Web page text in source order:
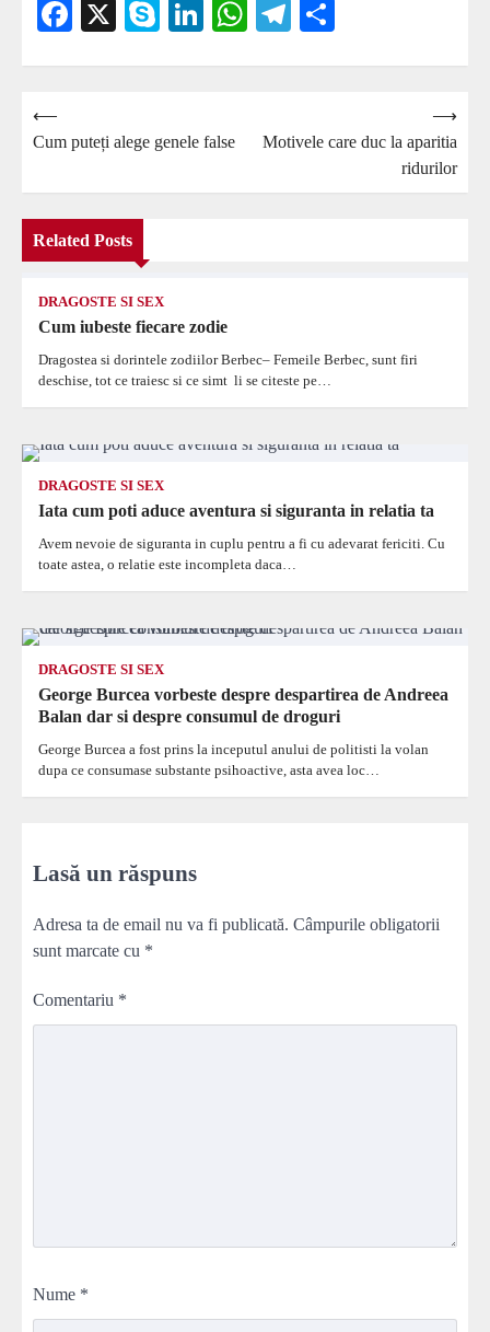
Facebook
X SkypeLinkedIn
WhatsApp
Telegram
Navigare
în
⟵
Cum puteți alege genele false
Motivele care duc la aparitia
ridurilor
⟶
Related Posts
DRAGOSTE SI SEX
Cum iubeste fiecare zodie
Dragostea si dorintele zodiilor Berbec– Femeile Berbec, sunt firi
deschise, tot ce traiesc si ce simt li se citeste pe…
DRAGOSTE SI SEX
Iata cum poti aduce aventura si siguranta in relatia ta
Avem nevoie de siguranta in cuplu pentru a fi cu adevarat fericiti. Cu
toate astea, o relatie este incompleta daca…
DRAGOSTE SI SEX
George Burcea vorbeste despre despartirea de Andreea
Balan dar si despre consumul de droguri
George Burcea a fost prins la inceputul anului de politisti la volan
dupa ce consumase substante psihoactive, asta avea loc…
Lasă un răspuns
Adresa ta de email nu va fi publicată. Câmpurile obligatorii
sunt marcate cu *
Comentariu *
Nume *